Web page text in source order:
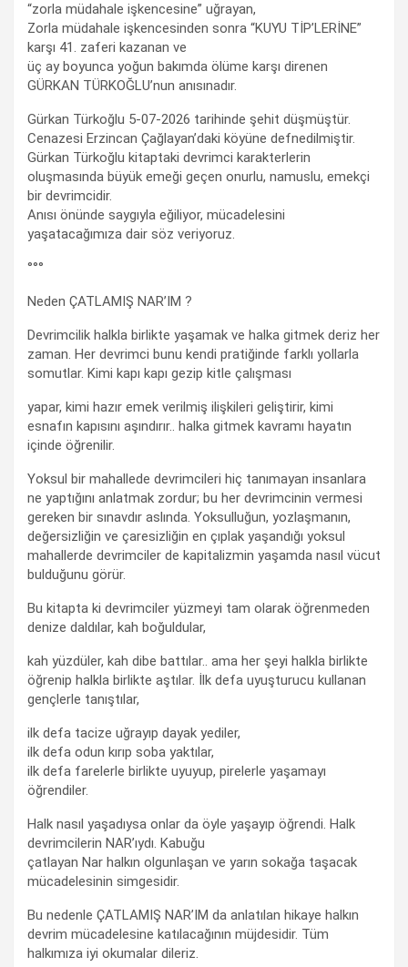
“zorla müdahale işkencesine” uğrayan,
Zorla müdahale işkencesinden sonra “KUYU TİP’LERİNE”
karşı 41. zaferi kazanan ve
üç ay boyunca yoğun bakımda ölüme karşı direnen
GÜRKAN TÜRKOĞLU’nun anısınadır.
Gürkan Türkoğlu 5-07-2026 tarihinde şehit düşmüştür.
Cenazesi Erzincan Çağlayan’daki köyüne defnedilmiştir.
Gürkan Türkoğlu kitaptaki devrimci karakterlerin
oluşmasında büyük emeği geçen onurlu, namuslu, emekçi
bir devrimcidir.
Anısı önünde saygıyla eğiliyor, mücadelesini
yaşatacağımıza dair söz veriyoruz.
°°°
Neden ÇATLAMIŞ NAR’IM ?
Devrimcilik halkla birlikte yaşamak ve halka gitmek deriz her
zaman. Her devrimci bunu kendi pratiğinde farklı yollarla
somutlar. Kimi kapı kapı gezip kitle çalışması
yapar, kimi hazır emek verilmiş ilişkileri geliştirir, kimi
esnafın kapısını aşındırır.. halka gitmek kavramı hayatın
içinde öğrenilir.
Yoksul bir mahallede devrimcileri hiç tanımayan insanlara
ne yaptığını anlatmak zordur; bu her devrimcinin vermesi
gereken bir sınavdır aslında. Yoksulluğun, yozlaşmanın,
değersizliğin ve çaresizliğin en çıplak yaşandığı yoksul
mahallerde devrimciler de kapitalizmin yaşamda nasıl vücut
bulduğunu görür.
Bu kitapta ki devrimciler yüzmeyi tam olarak öğrenmeden
denize daldılar, kah boğuldular,
kah yüzdüler, kah dibe battılar.. ama her şeyi halkla birlikte
öğrenip halkla birlikte aştılar. İlk defa uyuşturucu kullanan
gençlerle tanıştılar,
ilk defa tacize uğrayıp dayak yediler,
ilk defa odun kırıp soba yaktılar,
ilk defa farelerle birlikte uyuyup, pirelerle yaşamayı
öğrendiler.
Halk nasıl yaşadıysa onlar da öyle yaşayıp öğrendi. Halk
devrimcilerin NAR’ıydı. Kabuğu
çatlayan Nar halkın olgunlaşan ve yarın sokağa taşacak
mücadelesinin simgesidir.
Bu nedenle ÇATLAMIŞ NAR’IM da anlatılan hikaye halkın
devrim mücadelesine katılacağının müjdesidir. Tüm
halkımıza iyi okumalar dileriz.